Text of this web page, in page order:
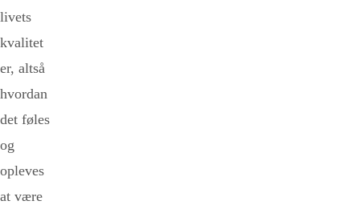
livets
kvalitet
er, altså
hvordan
det føles
og
opleves
at være